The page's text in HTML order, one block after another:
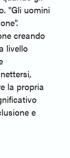
"Gli uomini
creando
livello
la propria
e